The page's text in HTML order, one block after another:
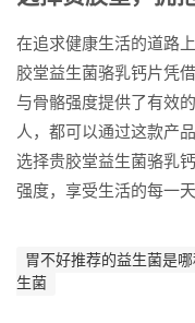
在追求健康生活的道路
胶堂益生菌骆乳钙片凭
与骨骼强度提供了有效
人，都可以通过这款产
选择贵胶堂益生菌骆乳
强度，享受生活的每一天
胃不好推荐的益生菌是
生菌